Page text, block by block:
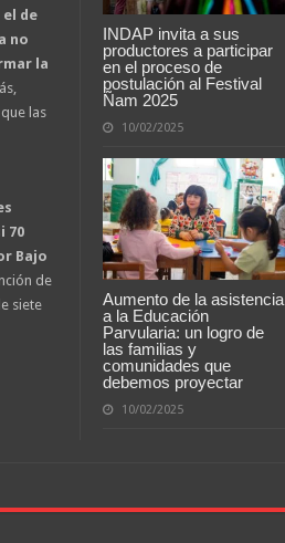
INDAP invita a sus
productores a participar
en el proceso de
postulación al Festival
Ñam 2025
10/02/2025
Aumento de la asistencia
a la Educación
Parvularia: un logro de
las familias y
comunidades que
debemos proyectar
10/02/2025
de
no
la
las
70
Bajo
de
siete